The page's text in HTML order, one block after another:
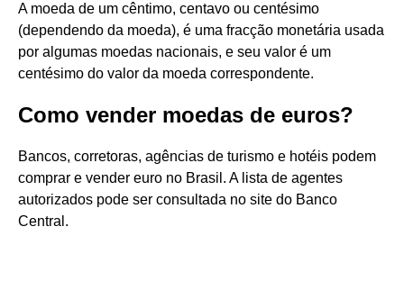
A moeda de um cêntimo, centavo ou centésimo
(dependendo da moeda), é uma fracção monetária usada
por algumas moedas nacionais, e seu valor é um
centésimo do valor da moeda correspondente.
Como vender moedas de euros?
Bancos, corretoras, agências de turismo e hotéis podem
comprar e vender euro no Brasil. A lista de agentes
autorizados pode ser consultada no site do Banco
Central.